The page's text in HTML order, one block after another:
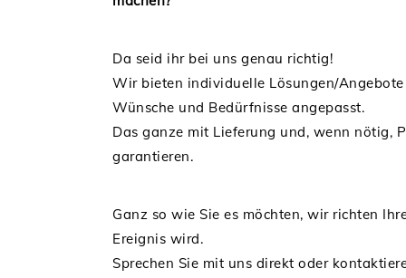
Da seid ihr bei uns genau richtig!
Wir bieten individuelle Lösungen/
Wünsche und Bedürfnisse angepasst.
Das ganze mit Lieferung und, wenn nötig,
garantieren.
Ganz so wie Sie es möchten, wir richten
Ereignis wird.
Sprechen Sie mit uns direkt oder